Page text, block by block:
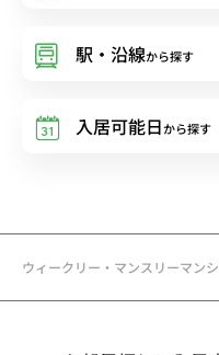
ウィークリー・マンスリーマン
駅・沿線から探す
入居可能日から探す